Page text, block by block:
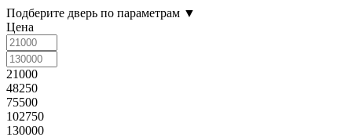
Подберите дверь по параметрам ▼
Цена
21000
48250
75500
102750
130000